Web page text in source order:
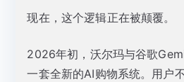
现在，这个逻辑正在被颠覆。
2026年初，沃尔玛与谷歌
一套全新的AI购物系统。用户